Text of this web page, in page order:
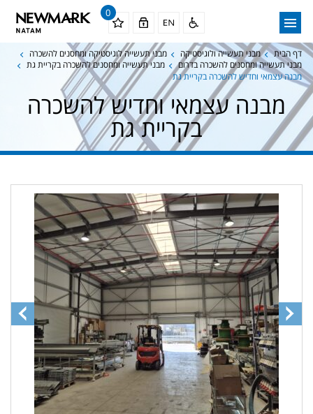
0
דף הבית מבני תעשייה ולוגיסטיקה
מבני תעשייה לוגיסטיקה ומחסנים להשכרה
מבני תעשייה ומחסנים להשכרה בדרום
מבני תעשייה ומחסנים להשכרה בקריית גת
מבנה עצמאי וחדיש להשכרה בקריית גת
מבנה עצמאי וחדיש להשכרה
בקריית גת